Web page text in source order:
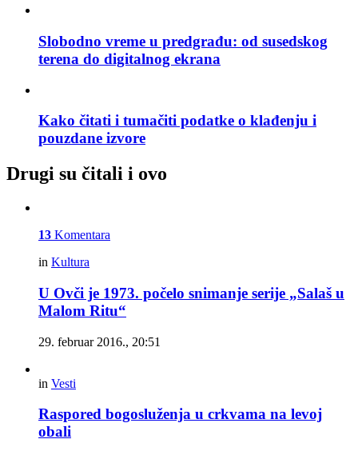
Slobodno vreme u predgrađu: od susedskog
terena do digitalnog ekrana
Kako čitati i tumačiti podatke o klađenju i
pouzdane izvore
Drugi su čitali i ovo
13 Komentara
in Kultura
U Ovči je 1973. počelo snimanje serije „Salaš u
Malom Ritu“
29. februar 2016., 20:51
in Vesti
Raspored bogosluženja u crkvama na levoj
obali